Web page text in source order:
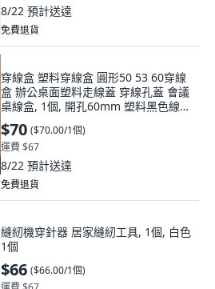
8/22 預計送達
免費退貨
穿線盒 塑料穿線盒 圓形50 53 60穿線
盒 辦公桌面塑料走線蓋 穿線孔蓋 會議
桌線盒, 1個, 開孔60mm 塑料黑色線盒
1個裝, 黑色
$70 ($70.00/1個)
運費 $67
8/22 預計送達
免費退貨
縫紉機穿針器 居家縫紉工具, 1個, 白色
1個
$66 ($66.00/1個)